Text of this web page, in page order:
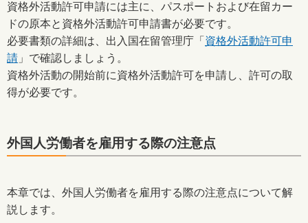
資格外活動許可申請には主に、パスポートおよび在留カー
ドの原本と資格外活動許可申請書が必要です。
必要書類の詳細は、出入国在留管理庁「 資格外活動許可申
請 」で確認しましょう。
資格外活動の開始前に資格外活動許可を申請し、許可の取
得が必要です。
外国人労働者を雇用する際の注意点
本章では、外国人労働者を雇用する際の注意点について解
説します。